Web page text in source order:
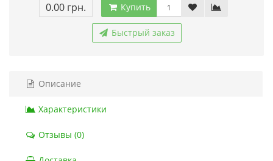
0.00 грн. Купить
Быстрый заказ
Описание
Характеристики
Отзывы (0)